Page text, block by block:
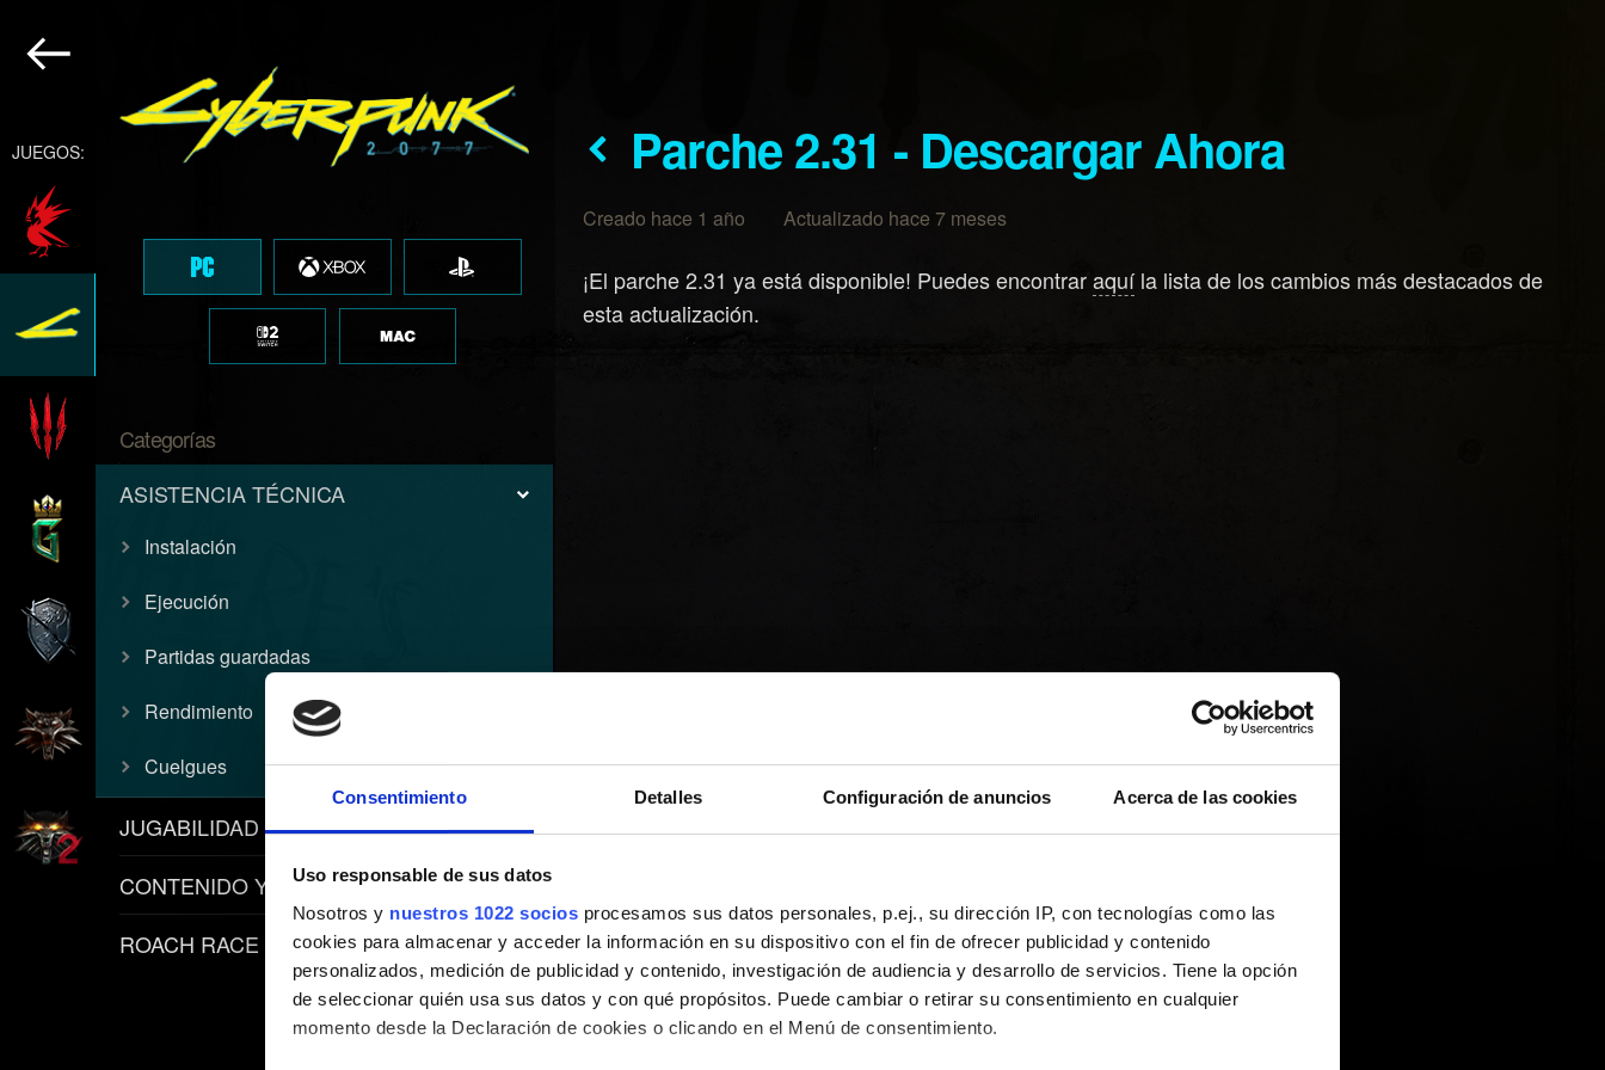
Consentimiento Detalles Configuración de anuncios Acerca de las cookies
Uso responsable de sus datos
Nosotros y nuestros 1022 socios procesamos sus datos personales, p.ej., su dirección IP, con tecnologías como las
cookies para almacenar y acceder la información en su dispositivo con el fin de ofrecer publicidad y contenido
personalizados, medición de publicidad y contenido, investigación de audiencia y desarrollo de servicios. Tiene la opción
de seleccionar quién usa sus datos y con qué propósitos. Puede cambiar o retirar su consentimiento en cualquier
momento desde la Declaración de cookies o clicando en el Menú de consentimiento.
JUEGOS:
Categorías
ASISTENCIA TÉCNICA
Instalación
Ejecución
Partidas guardadas
Rendimiento
Cuelgues
JUGABILIDAD
CONTENIDO Y POLÍTICAS
ROACH RACE APP
Parche 2.31 - Descargar Ahora
Creado hace 1 año Actualizado hace 7 meses
¡El parche 2.31 ya está disponible! Puedes encontraraquíla lista de los cambios más destacados de
esta actualización.